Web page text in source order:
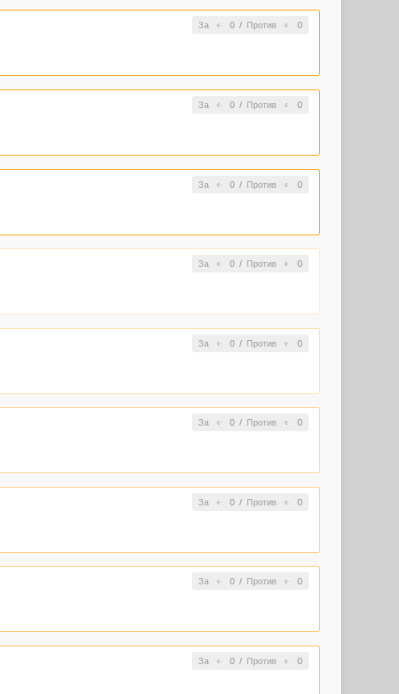
За 0/ Против 0
За 0/ Против 0
За 0/ Против 0
За 0/ Против 0
За 0/ Против 0
За 0/ Против 0
За 0/ Против 0
За 0/ Против 0
За 0/ Против 0